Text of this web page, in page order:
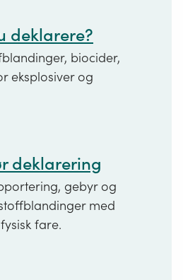
deklarere?
biocider,
eksplosiver og
deklarering
gebyr og
med
fare.